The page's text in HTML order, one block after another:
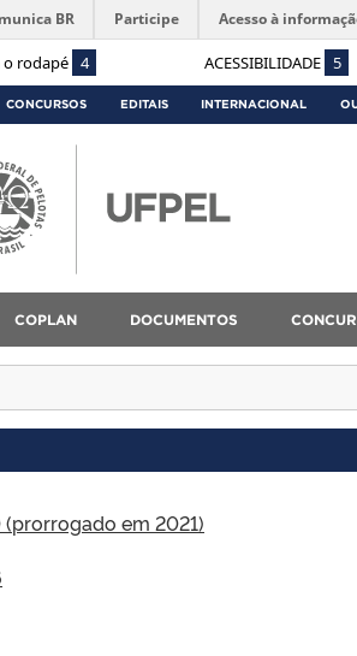
o rodapé 4 ACESSIBILIDADE 5
BR Participe Acesso à
CONCURSOS EDITAIS INTERNACIONAL
COPLAN DOCUMENTOS
em 2021)